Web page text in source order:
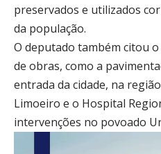
preservados e utilizados
da população.
O deputado também citou
de obras, como a
entrada da cidade, na
Limoeiro e o Hospital
intervenções no povoado